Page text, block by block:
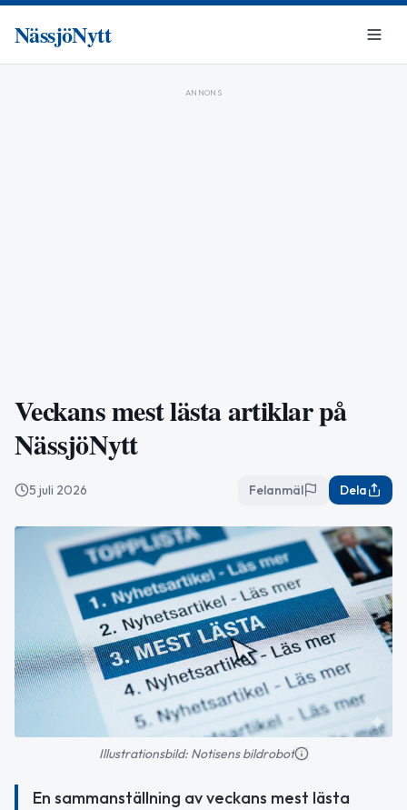
NässjöNytt
ANNONS
Veckans mest lästa artiklar på
NässjöNytt
5 juli 2026 Felanmäl Dela
Illustrationsbild: Notisens bildrobot
En sammanställning av veckans mest lästa